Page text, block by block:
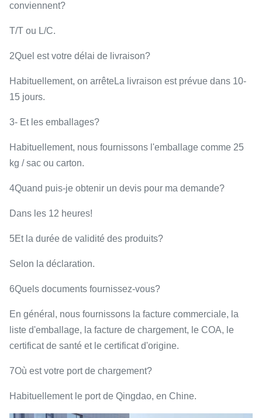
conviennent?
T/T ou L/C.
2Quel est votre délai de livraison?
Habituellement, on arrêteLa livraison est prévue dans 10-
15 jours.
3- Et les emballages?
Habituellement, nous fournissons l'emballage comme 25
kg / sac ou carton.
4Quand puis-je obtenir un devis pour ma demande?
Dans les 12 heures!
5Et la durée de validité des produits?
Selon la déclaration.
6Quels documents fournissez-vous?
En général, nous fournissons la facture commerciale, la
liste d'emballage, la facture de chargement, le COA, le
certificat de santé et le certificat d'origine.
7Où est votre port de chargement?
Habituellement le port de Qingdao, en Chine.